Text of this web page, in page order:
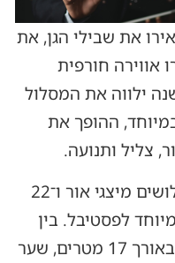
יאירו את שבילי הגן, את
אווירה חורפית
ילווה את המסלול
ההופך את
צליל ותנועה.
לאורך המסלול יוצגו יותר משלושים מיצגי אור ו־22
לפסטיבל. בין
המיצגים המרכזיים רכבת אור באורך 17 מטרים, שער